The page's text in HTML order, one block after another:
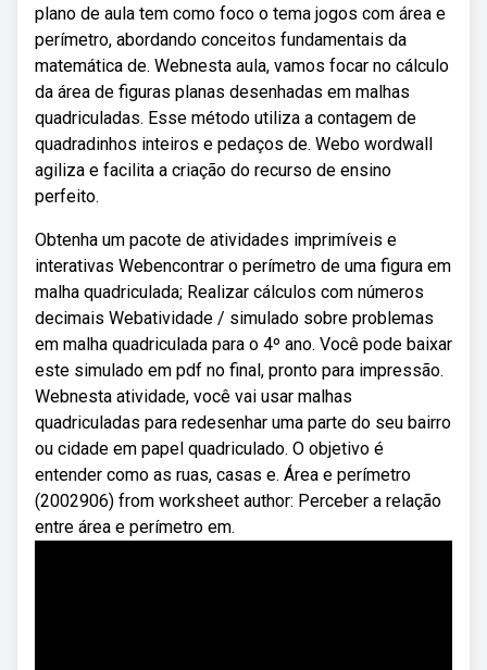
plano de aula tem como foco o tema jogos com área e
perímetro, abordando conceitos fundamentais da
matemática de. Webnesta aula, vamos focar no cálculo
da área de figuras planas desenhadas em malhas
quadriculadas. Esse método utiliza a contagem de
quadradinhos inteiros e pedaços de. Webo wordwall
agiliza e facilita a criação do recurso de ensino
perfeito.
Obtenha um pacote de atividades imprimíveis e
interativas Webencontrar o perímetro de uma figura em
malha quadriculada; Realizar cálculos com números
decimais Webatividade / simulado sobre problemas
em malha quadriculada para o 4º ano. Você pode baixar
este simulado em pdf no final, pronto para impressão.
Webnesta atividade, você vai usar malhas
quadriculadas para redesenhar uma parte do seu bairro
ou cidade em papel quadriculado. O objetivo é
entender como as ruas, casas e. Área e perímetro
(2002906) from worksheet author: Perceber a relação
entre área e perímetro em.